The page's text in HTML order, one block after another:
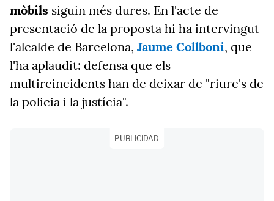
mòbils siguin més dures. En l'acte de
presentació de la proposta hi ha intervingut
l'alcalde de Barcelona, Jaume Collboni, que
l'ha aplaudit: defensa que els
multireincidents han de deixar de "riure's de
la policia i la justícia".
PUBLICIDAD